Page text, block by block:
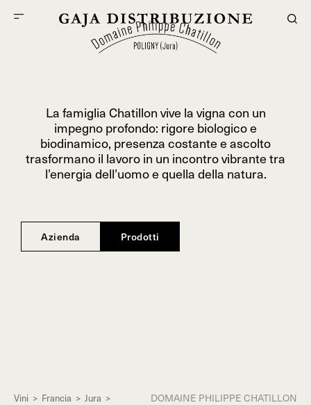
La famiglia Chatillon vive la vigna con un
impegno profondo: rigore biologico e
biodinamico, presenza costante e ascolto
trasformano il lavoro in un incontro vibrante tra
l’energia dell’uomo e quella della natura.
Azienda Prodotti
Vini > Francia > Jura > DOMAINE PHILIPPE CHATILLON